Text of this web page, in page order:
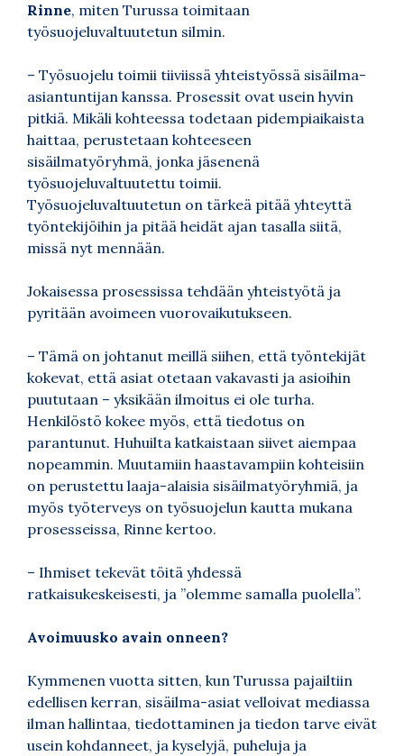
Rinne, miten Turussa toimitaan
työsuojeluvaltuutetun silmin.
– Työsuojelu toimii tiiviissä yhteistyössä sisäilma-
asiantuntijan kanssa. Prosessit ovat usein hyvin
pitkiä. Mikäli kohteessa todetaan pidempiaikaista
haittaa, perustetaan kohteeseen
sisäilmatyöryhmä, jonka jäsenenä
työsuojeluvaltuutettu toimii.
Työsuojeluvaltuutetun on tärkeä pitää yhteyttä
työntekijöihin ja pitää heidät ajan tasalla siitä,
missä nyt mennään.
Jokaisessa prosessissa tehdään yhteistyötä ja
pyritään avoimeen vuorovaikutukseen.
– Tämä on johtanut meillä siihen, että työntekijät
kokevat, että asiat otetaan vakavasti ja asioihin
puututaan – yksikään ilmoitus ei ole turha.
Henkilöstö kokee myös, että tiedotus on
parantunut. Huhuilta katkaistaan siivet aiempaa
nopeammin. Muutamiin haastavampiin kohteisiin
on perustettu laaja-alaisia sisäilmatyöryhmiä, ja
myös työterveys on työsuojelun kautta mukana
prosesseissa, Rinne kertoo.
– Ihmiset tekevät töitä yhdessä
ratkaisukeskeisesti, ja ”olemme samalla puolella”.
Avoimuusko avain onneen?
Kymmenen vuotta sitten, kun Turussa pajailtiin
edellisen kerran, sisäilma-asiat velloivat mediassa
ilman hallintaa, tiedottaminen ja tiedon tarve eivät
usein kohdanneet, ja kyselyjä, puheluja ja